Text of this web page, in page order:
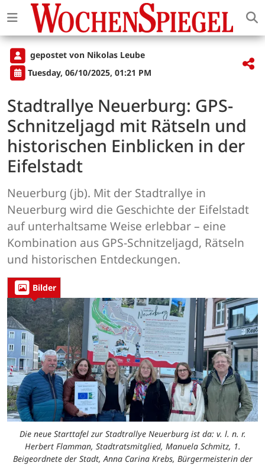
gepostet von Nikolas Leube
Tuesday, 06/10/2025, 01:21 PM
Stadtrallye Neuerburg: GPS-
Schnitzeljagd mit Rätseln und
historischen Einblicken in der
Eifelstadt
Neuerburg (jb). Mit der Stadtrallye in
Neuerburg wird die Geschichte der Eifelstadt
auf unterhaltsame Weise erlebbar – eine
Kombination aus GPS-Schnitzeljagd, Rätseln
und historischen Entdeckungen.
Bilder
Die neue Starttafel zur Stadtrallye Neuerburg ist da: v. l. n. r.
Herbert Flamman, Stadtratsmitglied, Manuela Schmitz, 1.
Beigeordnete der Stadt, Anna Carina Krebs, Bürgermeisterin der